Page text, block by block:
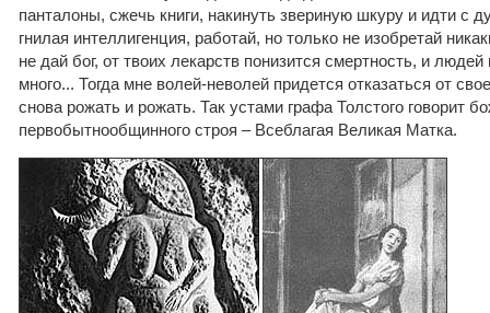
панталоны, сжечь книги, накинуть звериную шкуру и идти с
гнилая интеллигенция, работай, но только не изобретай
не дай бог, от твоих лекарств понизится смертность, и
много... Тогда мне волей-неволей придется отказаться от
снова рожать и рожать. Так устами графа Толстого говорит
первобытнообщинного строя – Всеблагая Великая Матка.